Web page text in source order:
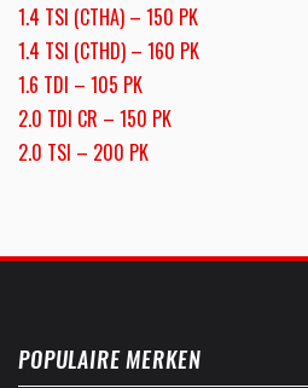
1.4 TSI (CTHA) – 150 PK
1.4 TSI (CTHD) – 160 PK
1.6 TDI – 105 PK
2.0 TDI CR – 150 PK
2.0 TSI – 200 PK
POPULAIRE MERKEN